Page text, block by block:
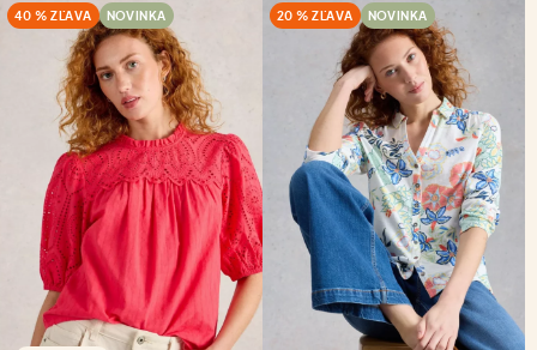
40 % ZĽAVA NOVINKA 20 % ZĽAVA NOVINKA